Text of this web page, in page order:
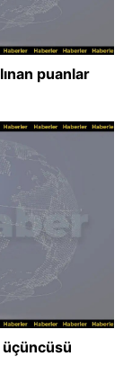
puanlar
üçüncüsü